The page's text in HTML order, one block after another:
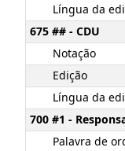
Língua da
675 ## - CDU
Notação
Edição
Língua da
700 #1 -
Palavra de